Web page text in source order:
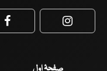
Facebook